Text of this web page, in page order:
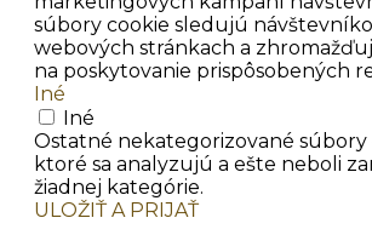
súbory cookie sledujú
webových stránkach a
na poskytovanie prispôsobených
Iné
Iné
Ostatné nekategorizované súbory
ktoré sa analyzujú a ešte neboli
žiadnej kategórie.
ULOŽIŤ A PRIJAŤ